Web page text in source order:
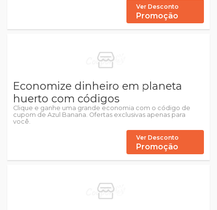
Ver Desconto
Promoção
Economize dinheiro em planeta
huerto com códigos
Clique e ganhe uma grande economia com o código de
cupom de Azul Banana. Ofertas exclusivas apenas para
você.
Ver Desconto
Promoção